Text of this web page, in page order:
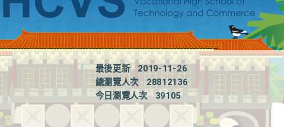
最後更新
2019-11-26
總瀏覽人次
28812136
今日瀏覽人次
39105